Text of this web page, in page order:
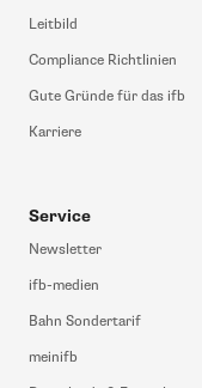
Leitbild
Compliance Richtlinien
Gute Gründe für das ifb
Karriere
Service
Newsletter
ifb-medien
Bahn Sondertarif
meinifb